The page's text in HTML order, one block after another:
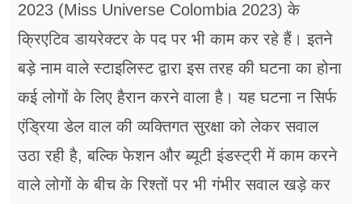
2023 (Miss Universe Colombia 2023) के
क्रिएटिव डायरेक्टर के पद पर भी काम कर रहे हैं। इतने
बड़े नाम वाले स्टाइलिस्ट द्वारा इस तरह की घटना का होना
कई लोगों के लिए हैरान करने वाला है। यह घटना न सिर्फ
एंड्रिया डेल वाल की व्यक्तिगत सुरक्षा को लेकर सवाल
उठा रही है, बल्कि फेशन और ब्यूटी इंडस्ट्री में काम करने
वाले लोगों के बीच के रिश्तों पर भी गंभीर सवाल खड़े कर